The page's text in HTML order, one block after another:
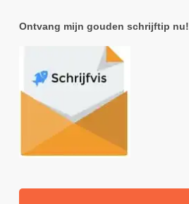
Ontvang mijn gouden schrijftip nu!